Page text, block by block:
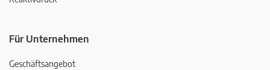
Für Unternehmen
Geschäftsangebot